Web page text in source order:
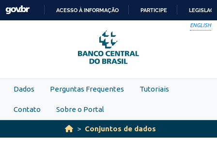
Skip to main content
PARA
O
CONTEÚDO
ACESSO À INFORMAÇÃO PARTICIPE
ENGLISH
Dados Perguntas Frequentes Tutoriais
Contato Sobre o Portal
Conjuntos de dados